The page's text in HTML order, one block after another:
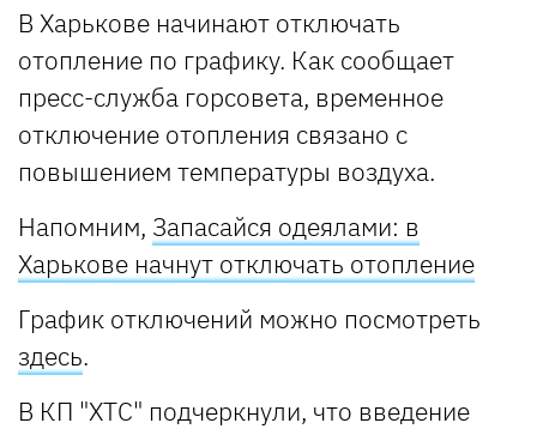
В Харькове начинают отключать
отопление по графику. Как сообщает
пресс-служба горсовета, временное
отключение отопления связано с
повышением температуры воздуха.
Напомним, Запасайся одеялами: в
Харькове начнут отключать отопление
График отключений можно посмотреть
здесь.
В КП "ХТС" подчеркнули, что введение